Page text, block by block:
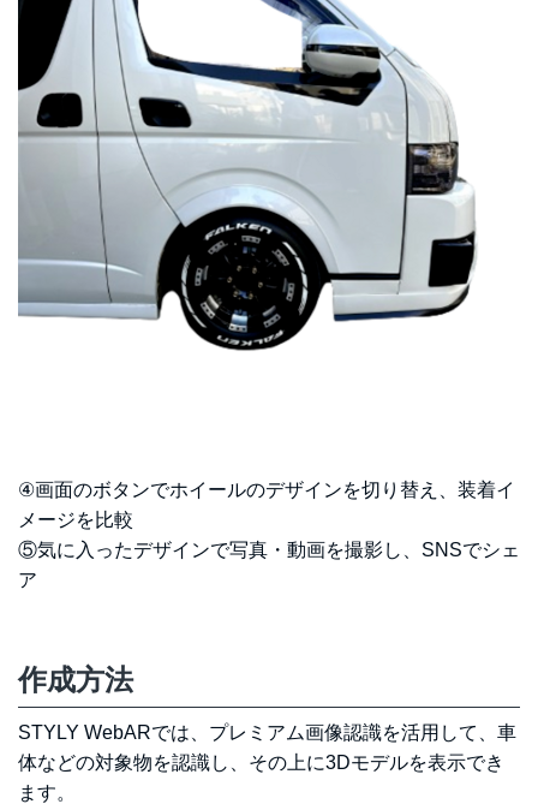
④画面のボタンでホイールのデザインを切り替え、装着イ
メージを比較
⑤気に入ったデザインで写真・動画を撮影し、SNSでシェ
ア
作成方法
STYLY WebARでは、プレミアム画像認識を活用して、車
体などの対象物を認識し、その上に3Dモデルを表示でき
ます。